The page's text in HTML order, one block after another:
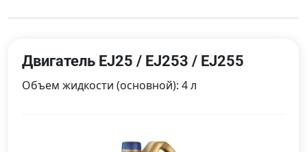
Двигатель EJ25 / EJ253 / EJ255
Объем жидкости (основной): 4 л